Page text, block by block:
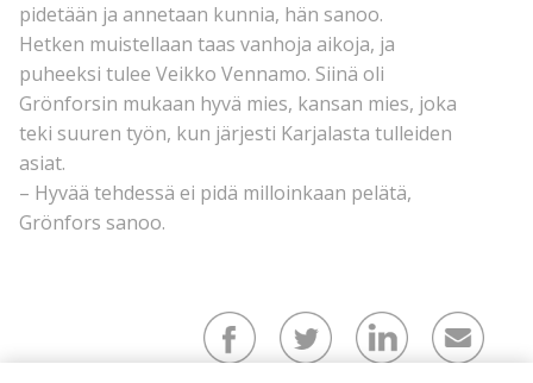
pidetään ja annetaan kunnia, hän sanoo.
Hetken muistellaan taas vanhoja aikoja, ja
puheeksi tulee Veikko Vennamo. Siinä oli
Grönforsin mukaan hyvä mies, kansan mies, joka
teki suuren työn, kun järjesti Karjalasta tulleiden
asiat.
– Hyvää tehdessä ei pidä milloinkaan pelätä,
Grönfors sanoo.